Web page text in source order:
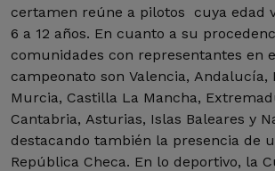
certamen reúne a pilotos cuya edad
6 a 12 años. En cuanto a su
comunidades con representantes en
campeonato son Valencia, Andalucía,
Murcia, Castilla La Mancha,
Cantabria, Asturias, Islas Baleares y
destacando también la presencia de
República Checa. En lo deportivo, la